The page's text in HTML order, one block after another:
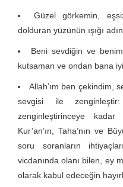
Güzel görkemin,
dolduran yüzünün ışığı
Beni sevdiğin ve
kutsaman ve ondan bana
Allah’ım ben çekindim,
sevgisi ile
zenginleştirinceye kadar
Kur’an’ın, Taha’nın ve
soru soranların
vicdanında olanı bilen, ey
olarak kabul edeceğin